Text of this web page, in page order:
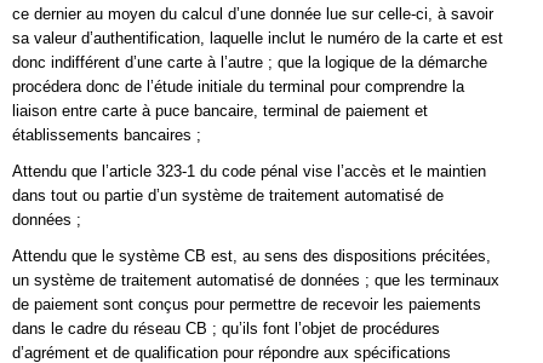
ce dernier au moyen du calcul d’une donnée lue sur celle-ci, à savoir
sa valeur d’authentification, laquelle inclut le numéro de la carte et est
donc indifférent d’une carte à l’autre ; que la logique de la démarche
procédera donc de l’étude initiale du terminal pour comprendre la
liaison entre carte à puce bancaire, terminal de paiement et
établissements bancaires ;
Attendu que l’article 323-1 du code pénal vise l’accès et le maintien
dans tout ou partie d’un système de traitement automatisé de
données ;
Attendu que le système CB est, au sens des dispositions précitées,
un système de traitement automatisé de données ; que les terminaux
de paiement sont conçus pour permettre de recevoir les paiements
dans le cadre du réseau CB ; qu’ils font l’objet de procédures
d’agrément et de qualification pour répondre aux spécifications